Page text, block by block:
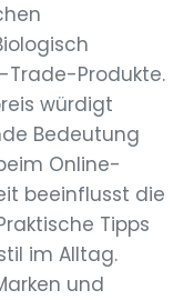
Trade-Produkte.
würdigt
Bedeutung
Online-
beeinflusst die
Tipps
im Alltag.
und